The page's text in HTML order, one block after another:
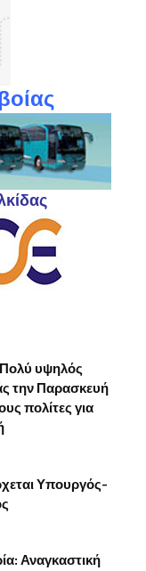
υψηλός
την Παρασκευή
πολίτες για
Υπουργός-
Αναγκαστική